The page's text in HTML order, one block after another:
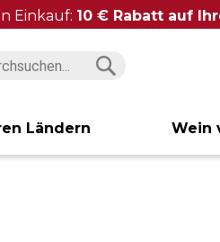
Einkauf: 10 € Rabatt auf
Ländern Wein